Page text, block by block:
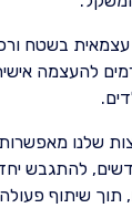
עצמאית בשטח
להעצמה
שלנו מאפשרות
להתגבש יחד
תוך שיתוף